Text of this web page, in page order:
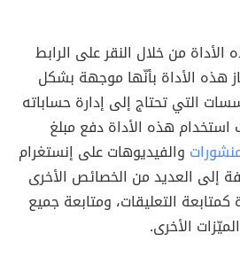
من خلال النقر على الرابط
هذه الأداة بأنّها موجهة بشكل
التي تحتاج إلى إدارة حساباته
استخدام هذه الأداة دفع مبلغ
والفيديوهات على إنستغرام
إلى العديد من الخصائص الأخرى
التعليقات، ومتابعة جميع
الأخرى.